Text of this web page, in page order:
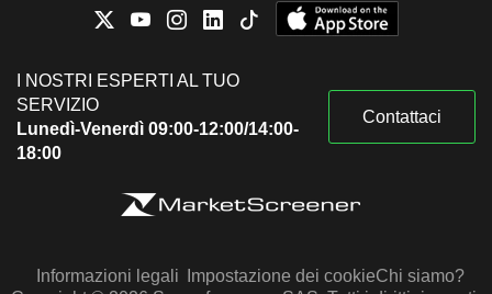
I NOSTRI ESPERTI AL TUO
SERVIZIO
Lunedì-Venerdì 09:00-12:00/14:00-
18:00
Contattaci
Informazioni legali Impostazione dei cookieChi siamo?